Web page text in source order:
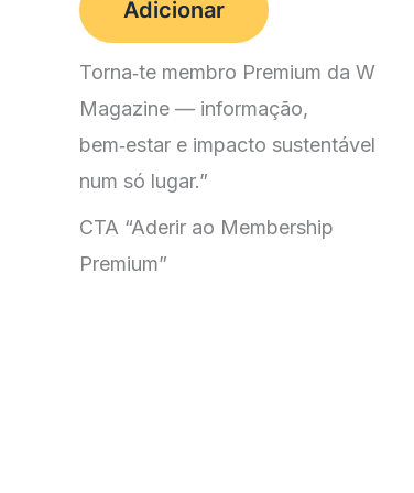
era:
é:
14,90 €.
Adicionar
Torna‑te membro Premium da W
Magazine — informação,
bem‑estar e impacto sustentável
num só lugar.”
CTA “Aderir ao Membership
Premium”